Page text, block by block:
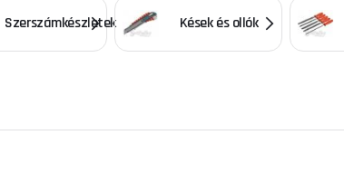
Szerszámkészletek Kések és ollók